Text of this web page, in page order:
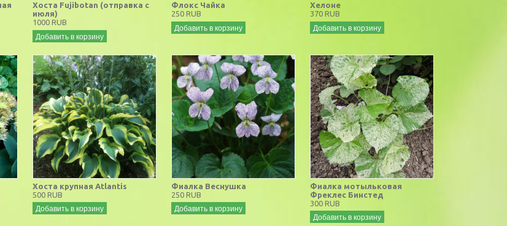
Хоста Fujibotan (отправка с
июля)
1000 RUB
Добавить в корзину
Флокс Чайка
250 RUB
Добавить в корзину
Хелоне
370 RUB
Добавить в корзину
Хоста крупная Atlantis
500 RUB
Добавить в корзину
Фиалка Веснушка
250 RUB
Добавить в корзину
Фиалка мотыльковая
Фреклес Бинстед
300 RUB
Добавить в корзину